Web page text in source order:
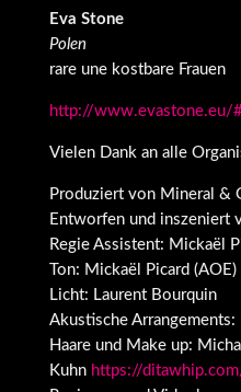
Eva Stone
Polen
rare une kostbare Frauen
http://www.evastone.eu/
Vielen Dank an alle
Produziert von Mineral &
Entworfen und inszeniert
Regie Assistent: Mickaël
Ton: Mickaël Picard (AOE)
Licht: Laurent Bourquin
Akustische
Haare und Make up:
Kuhn https://